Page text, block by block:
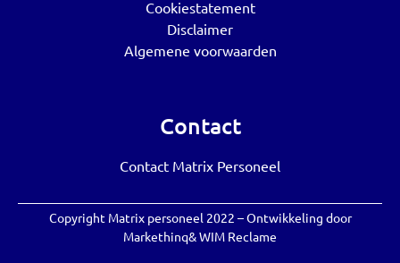
Cookiestatement
Disclaimer
Algemene voorwaarden
Contact
Contact Matrix Personeel
Copyright Matrix personeel 2022 – Ontwikkeling door
Markethinq&WIM Reclame